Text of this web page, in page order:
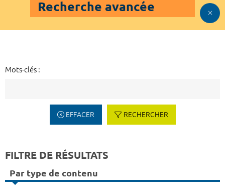
Recherche avancée
Mots-clés :
EFFACER RECHERCHER
FILTRE DE RÉSULTATS
Par type de contenu